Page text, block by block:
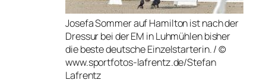
Josefa Sommer auf Hamilton ist nach der
Dressur bei der EM in Luhmühlen bisher
die beste deutsche Einzelstarterin. / ©
www.sportfotos-lafrentz.de/Stefan
Lafrentz